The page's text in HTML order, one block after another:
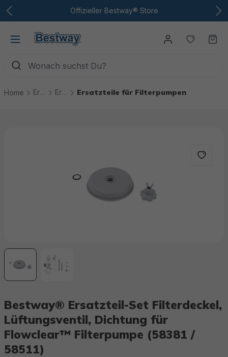
Zum Hauptinhalt Offizieller Bestway® Store
Du
Home Ersatzteile Ersatzteile Pool Technik Ersatzteile für Filterpumpen
Bestway® Ersatzteil-Set Filterdeckel,
Lüftungsventil, Dichtung für
Flowclear™ Filterpumpe (58381 /
58511)